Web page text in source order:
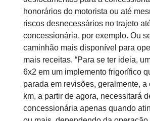
honorários do motorista ou até
riscos desnecessários no trajeto
concessionária, por exemplo. Ou
caminhão mais disponível para
mais receitas. “Para se ter ideia,
6x2 em um implemento frigorífico
parada em revisões, geralmente, a
km, a partir de agora, necessitará
concessionária apenas quando